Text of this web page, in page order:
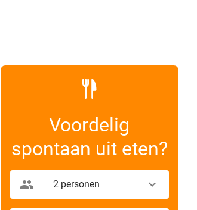
Voordelig
spontaan uit eten?
2 personen